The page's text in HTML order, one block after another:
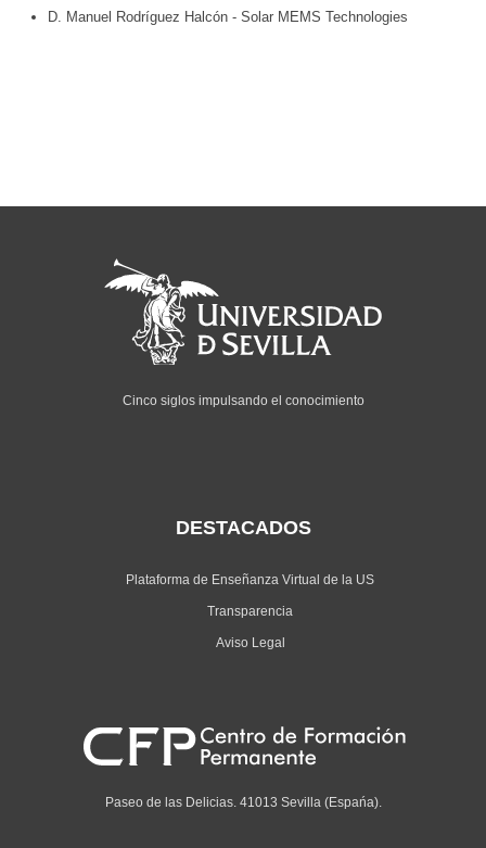
D. Manuel Rodríguez Halcón - Solar MEMS Technologies
Cinco siglos impulsando el conocimiento
DESTACADOS
Plataforma de Enseñanza Virtual de la US
Transparencia
Aviso Legal
Paseo de las Delicias. 41013 Sevilla (Espańa).